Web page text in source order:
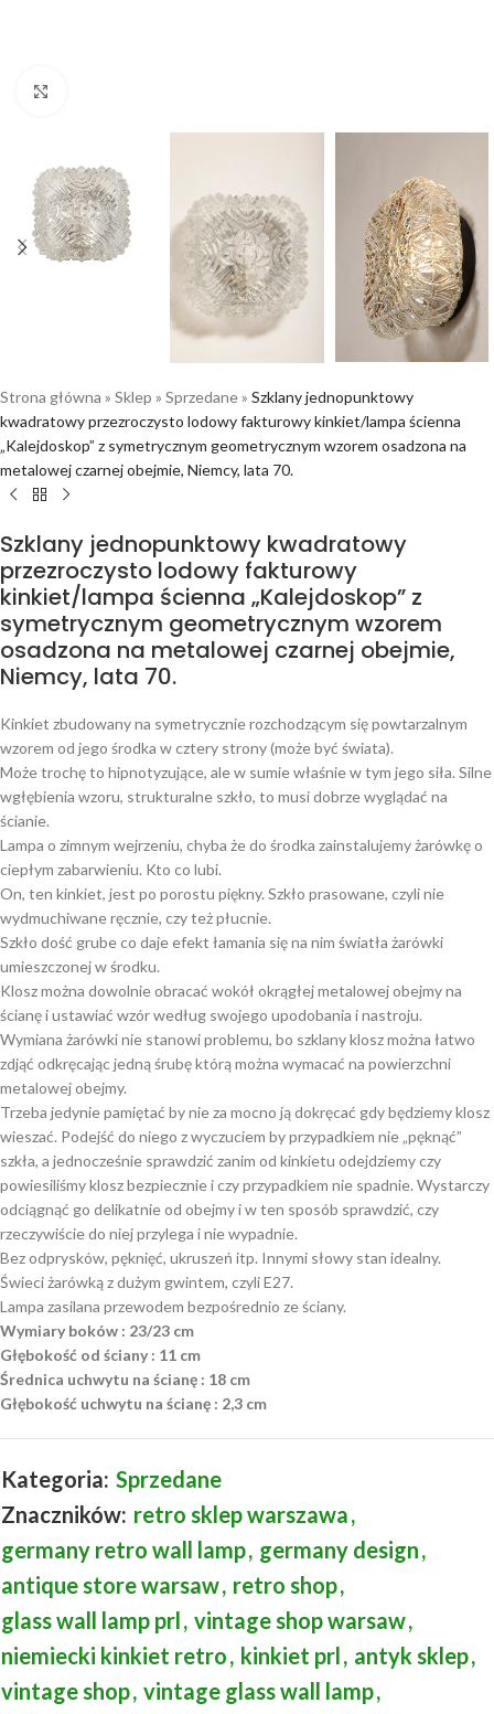
Strona główna » Sklep » Sprzedane» Szklany jednopunktowy
kwadratowy przezroczysto lodowy fakturowy kinkiet/lampa ścienna
„Kalejdoskop” z symetrycznym geometrycznym wzorem osadzona na
metalowej czarnej obejmie, Niemcy, lata 70.
Szklany jednopunktowy kwadratowy
przezroczysto lodowy fakturowy
kinkiet/lampa ścienna „Kalejdoskop” z
symetrycznym geometrycznym wzorem
osadzona na metalowej czarnej obejmie,
Niemcy, lata 70.
Kinkiet zbudowany na symetrycznie rozchodzącym się powtarzalnym
wzorem od jego środka w cztery strony (może być świata).
Może trochę to hipnotyzujące, ale w sumie właśnie w tym jego siła. Silne
wgłębienia wzoru, strukturalne szkło, to musi dobrze wyglądać na
ścianie.
Lampa o zimnym wejrzeniu, chyba że do środka zainstalujemy żarówkę o
ciepłym zabarwieniu. Kto co lubi.
On, ten kinkiet, jest po porostu piękny. Szkło prasowane, czyli nie
wydmuchiwane ręcznie, czy też płucnie.
Szkło dość grube co daje efekt łamania się na nim światła żarówki
umieszczonej w środku.
Klosz można dowolnie obracać wokół okrągłej metalowej obejmy na
ścianę i ustawiać wzór według swojego upodobania i nastroju.
Wymiana żarówki nie stanowi problemu, bo szklany klosz można łatwo
zdjąć odkręcając jedną śrubę którą można wymacać na powierzchni
metalowej obejmy.
Trzeba jedynie pamiętać by nie za mocno ją dokręcać gdy będziemy klosz
wieszać. Podejść do niego z wyczuciem by przypadkiem nie „pęknąć”
szkła, a jednocześnie sprawdzić zanim od kinkietu odejdziemy czy
powiesiliśmy klosz bezpiecznie i czy przypadkiem nie spadnie. Wystarczy
odciągnąć go delikatnie od obejmy i w ten sposób sprawdzić, czy
rzeczywiście do niej przylega i nie wypadnie.
Bez odprysków, pęknięć, ukruszeń itp. Innymi słowy stan idealny.
Świeci żarówką z dużym gwintem, czyli E27.
Lampa zasilana przewodem bezpośrednio ze ściany.
Wymiary boków : 23/23 cm
Głębokość od ściany : 11 cm
Średnica uchwytu na ścianę : 18 cm
Głębokość uchwytu na ścianę : 2,3 cm
Kategoria: Sprzedane
Znaczników: retro sklep warszawa,
germany retro wall lamp, germany design,
antique store warsaw, retro shop,
glass wall lamp prl, vintage shop warsaw,
niemiecki kinkiet retro, kinkiet prl, antyk sklep,
vintage shop, vintage glass wall lamp,